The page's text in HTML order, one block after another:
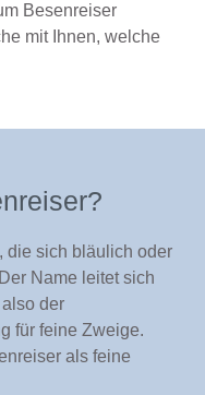
Besenreiser
mit Ihnen, welche
die sich bläulich oder
Name leitet sich
der
für feine Zweige.
als feine